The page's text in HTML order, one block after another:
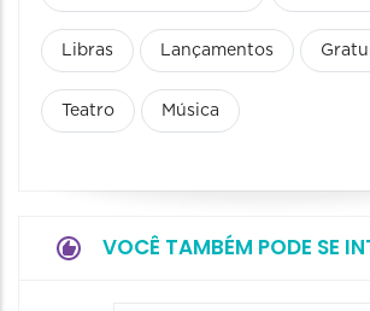
Libras Lançamentos
Teatro Música
VOCÊ TAMBÉM PODE SE